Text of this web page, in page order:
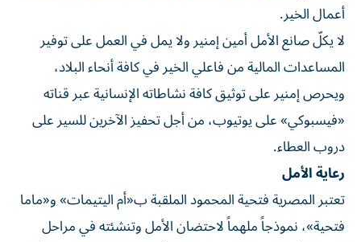
أعمال الخير.
لا يكلّ صانع الأمل أمين إمنير ولا يمل في العمل على توفير
المساعدات المالية من فاعلي الخير في كافة أنحاء البلاد،
ويحرص إمنير على توثيق كافة نشاطاته الإنسانية عبر قناته
«فيسبوكي» على يوتيوب، من أجل تحفيز الآخرين للسير على
دروب العطاء.
رعاية الأمل
تعتبر المصرية فتحية المحمود الملقبة ب«أم اليتيمات» و«ماما
فتحية»، نموذجاً ملهماً لاحتضان الأمل وتنشئته في مراحل